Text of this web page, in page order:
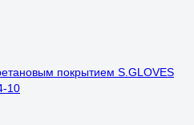
покрытием S.GLOVES
10